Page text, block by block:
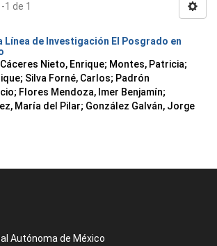
de 1
Línea de Investigación El Posgrado en
Cáceres Nieto, Enrique; Montes, Patricia;
; Silva Forné, Carlos; Padrón
; Flores Mendoza, Imer Benjamín;
María del Pilar; González Galván, Jorge
Autónoma de México